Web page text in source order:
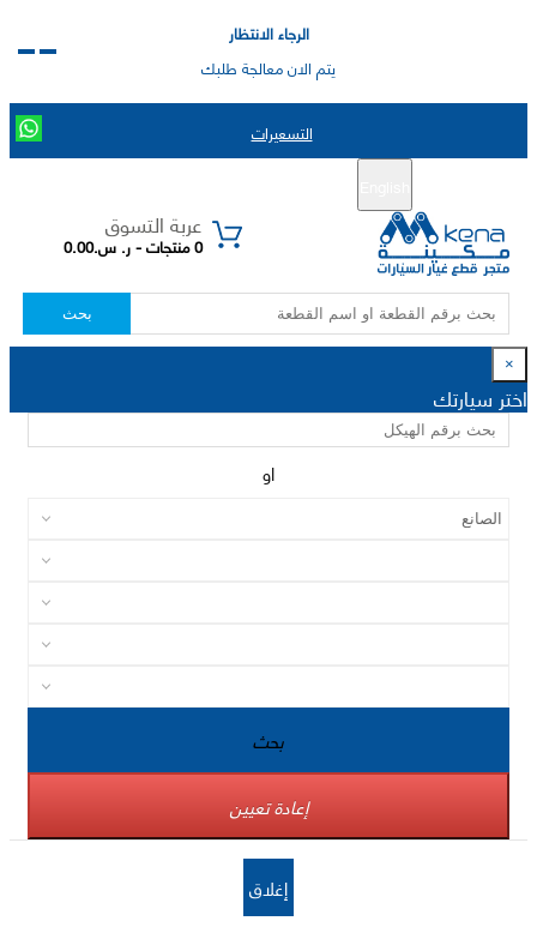
الرجاء الانتظار
يتم الان معالجة طلبك
التسعيرات
عربة التسوق
0 منتجات - ر. س.0.00
بحث
×
اختر سيارتك
او
بحث
إعادة تعيين
إغلاق